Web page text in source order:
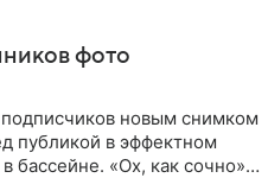
фото
новым снимком
публикой в эффектном
бассейне. «Ох, как сочно»,